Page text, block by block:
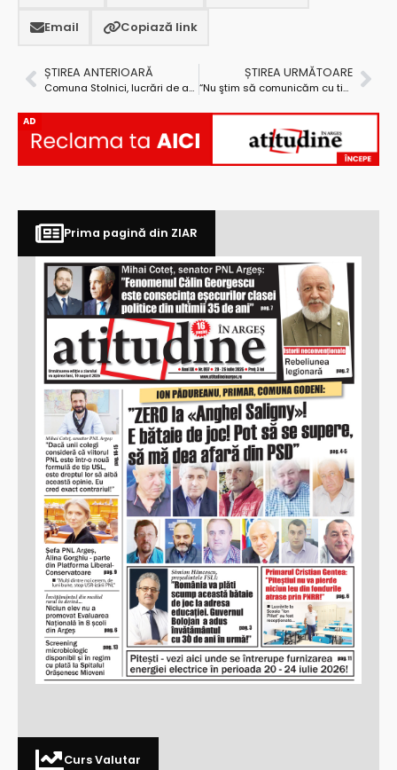
Email Copiază link
ȘTIREA ANTERIOARĂ
Comuna Stolnici, lucrări de anvergură la sfârșit de an
ȘTIREA URMĂTOARE
“Nu ştim să comunicăm cu tinerii”
AD
Prima pagină din ZIAR
Curs Valutar